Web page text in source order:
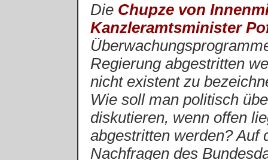
Die Chupze von
Kanzleramtsminister
Regierung abgestritten
nicht existent zu
Wie soll man politisch
diskutieren, wenn offen
abgestritten werden? Auf
Nachfragen des